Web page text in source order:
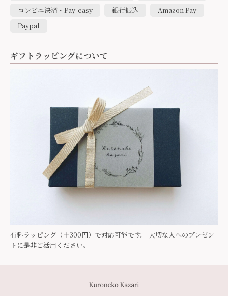
コンビニ決済・Pay-easy
銀行振込
Amazon Pay
Paypal
ギフトラッピングについて
有料ラッピング（＋300円）で対応可能です。 大切な人へのプレゼン
トに是非ご活用ください。